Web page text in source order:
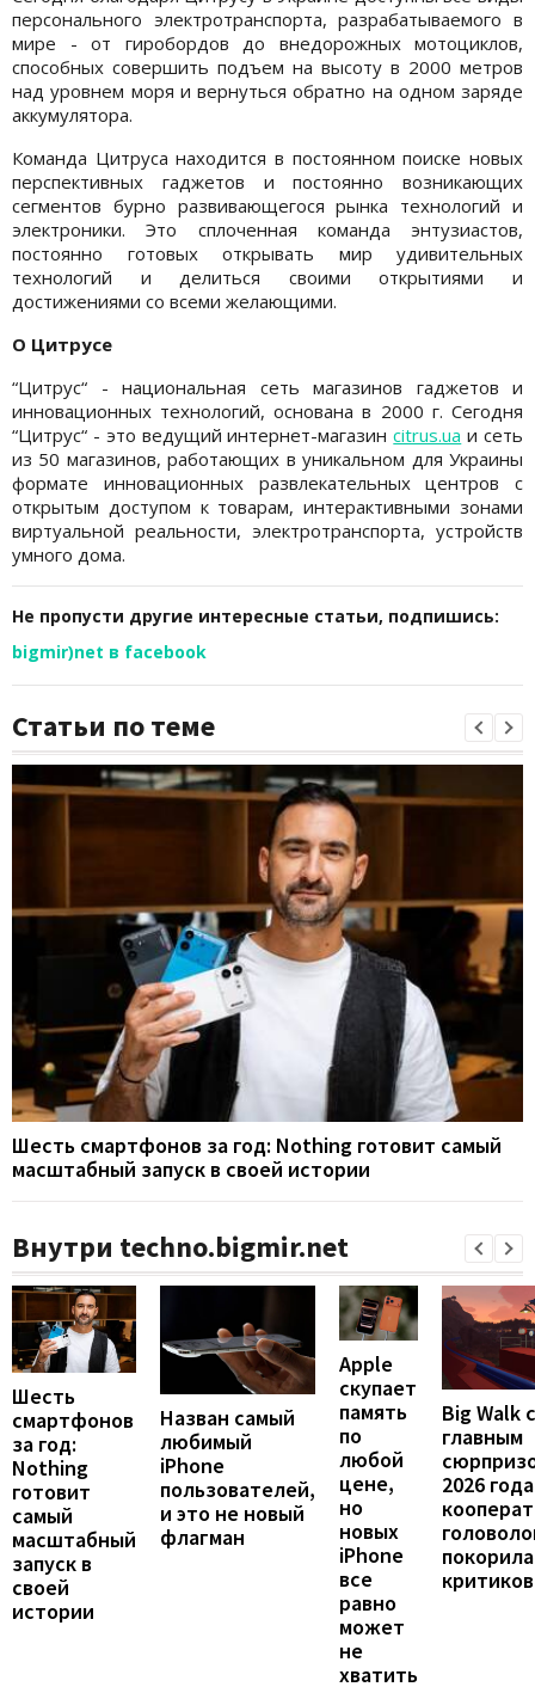
персонального электротранспорта, разрабатываемого в
мире - от гиробордов до внедорожных мотоциклов,
способных совершить подъем на высоту в 2000 метров
над уровнем моря и вернуться обратно на одном заряде
аккумулятора.
Команда Цитруса находится в постоянном поиске новых
перспективных гаджетов и постоянно возникающих
сегментов бурно развивающегося рынка технологий и
электроники. Это сплоченная команда энтузиастов,
постоянно готовых открывать мир удивительных
технологий и делиться своими открытиями и
достижениями со всеми желающими.
О Цитрусе
“Цитрус“ - национальная сеть магазинов гаджетов и
инновационных технологий, основана в 2000 г. Сегодня
“Цитрус“ - это ведущий интернет-магазинcitrus.ua и сеть
из 50 магазинов, работающих в уникальном для Украины
формате инновационных развлекательных центров с
открытым доступом к товарам, интерактивными зонами
виртуальной реальности, электротранспорта, устройств
умного дома.
Не пропусти другие интересные статьи, подпишись:
bigmir)net в facebook
Статьи по теме
Шесть смартфонов за год: Nothing готовит самый
масштабный запуск в своей истории
Внутри techno.bigmir.net
Шесть
смартфонов
за год:
Nothing
готовит
самый
масштабный
запуск в
своей
истории
Назван самый
любимый
iPhone
пользователей,
и это не новый
флагман
Apple
скупает
память
по
любой
цене,
но
новых
iPhone
все
равно
может
не
хватить
Big Walk
главным
2026
покорила
критиков